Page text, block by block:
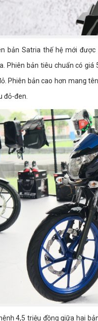
bản Satria thế hệ mới
Phiên bản tiêu chuẩn có
Phiên bản cao hơn mang
đỏ-đen.
4,5 triệu đồng giữa hai